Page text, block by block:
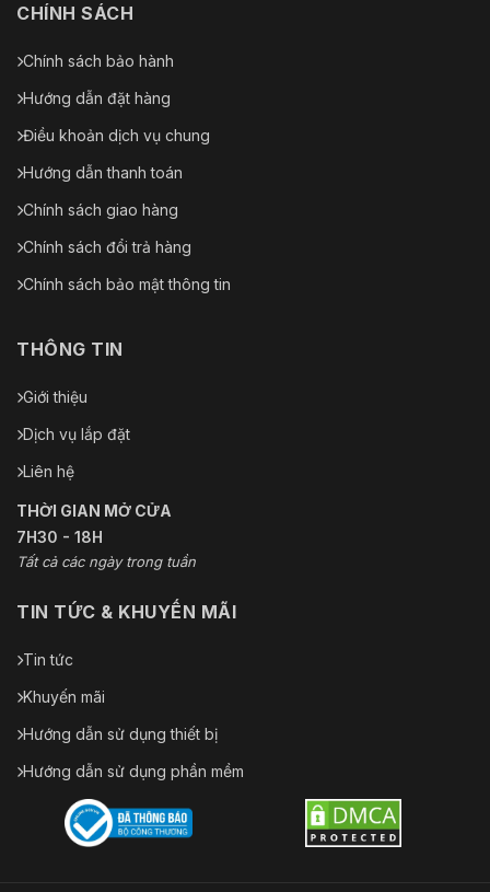
CHÍNH SÁCH
Chính sách bảo hành
Hướng dẫn đặt hàng
Điều khoản dịch vụ chung
Hướng dẫn thanh toán
Chính sách giao hàng
Chính sách đổi trả hàng
Chính sách bảo mật thông tin
THÔNG TIN
Giới thiệu
Dịch vụ lắp đặt
Liên hệ
THỜI GIAN MỞ CỬA
7H30 - 18H
Tất cả các ngày trong tuần
TIN TỨC & KHUYẾN MÃI
Tin tức
Khuyến mãi
Hướng dẫn sử dụng thiết bị
Hướng dẫn sử dụng phần mềm